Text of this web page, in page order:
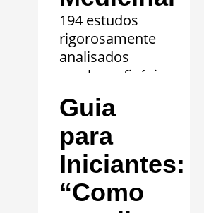
194 estudos
rigorosamente
analisados
revelam eficácia
comprovada em
20 quadros
clínicos.
Saiba mais »
Guia
para
Iniciantes:
“Como